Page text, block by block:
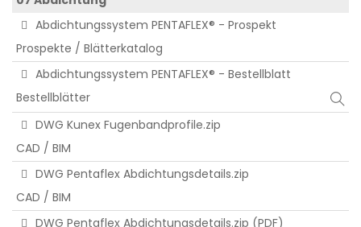
Abdichtungssystem PENTAFLEX® - Prospekt
Prospekte / Blätterkatalog
Abdichtungssystem PENTAFLEX® - Bestellblatt
Bestellblätter
DWG Kunex Fugenbandprofile.zip
CAD / BIM
DWG Pentaflex Abdichtungsdetails.zip
CAD / BIM
DWG Pentaflex Abdichtungsdetails.zip (PDF)